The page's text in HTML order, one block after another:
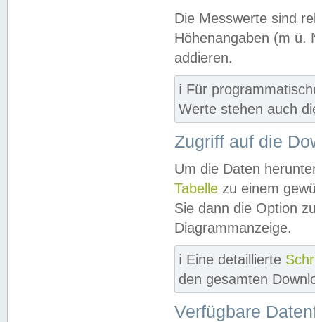
Die Messwerte sind
Höhenangaben (m ü.
addieren.
ℹ️ Für
Werte stehen auch
Zugriff auf die
Um die Daten
Tabelle zu einem
Sie dann die Option
Diagrammanzeige.
ℹ️ Eine detaillierte
den gesamten
Verfügbare